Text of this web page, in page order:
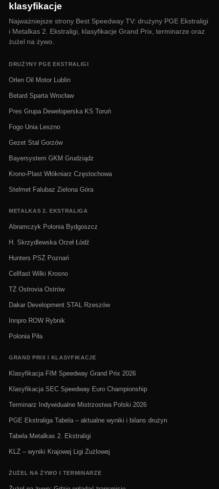
klasyfikacje
Najważniejsze strony Best Speedway TV: drużyny PGE Ekstraligi
i Metalkas 2. Ekstraligi, klasyfikacje Grand Prix, terminarze oraz
żużel na żywo.
DRUŻYNY PGE EKSTRALIGI
Orlen Oil Motor Lublin
Betard Sparta Wrocław
Pres Grupa Deweloperska KS Toruń
Fogo Unia Leszno
Gezet Stal Gorzów
Bayersystem GKM Grudziądz
Krono-Plast Włókniarz Częstochowa
Stelmet Falubaz Zielona Góra
METALKAS 2. EKSTRALIGA
Abramczyk Polonia Bydgoszcz
H. Skrzydlewska Orzeł Łódź
Hunters PSŻ Poznań
Cellfast Wilki Krosno
TŻ Ostrovia Ostrów
Dakar Development STAL Rzeszów
Innpro ROW Rybnik
Polonia Piła
GRAND PRIX I KLASYFIKACJE
Klasyfikacja FIM Speedway Grand Prix 2026
Klasyfikacja SEC Speedway Euro Championship
Terminarz Indywidualne Mistrzostwa Polski 2026
PGE Ekstraliga Tabela – aktualne wyniki i bilans drużyn
Tabela Metalkas 2. Ekstraligi
KLŻ – wyniki Krajowej Ligi Żużlowej
ŻUŻEL NA ŻYWO I TERMINARZE